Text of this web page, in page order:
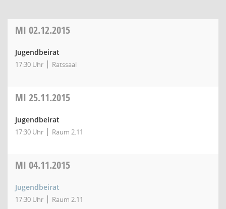
MI 02.12.2015
Jugendbeirat
17:30 Uhr Ratssaal
MI 25.11.2015
Jugendbeirat
17:30 Uhr Raum 2.11
MI 04.11.2015
Jugendbeirat
17:30 Uhr Raum 2.11